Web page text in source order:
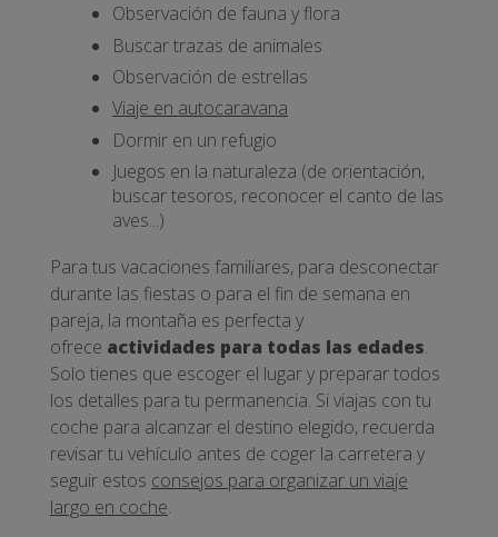
Observación de fauna y flora
Buscar trazas de animales
Observación de estrellas
Viaje en autocaravana
Dormir en un refugio
Juegos en la naturaleza (de orientación,
buscar tesoros, reconocer el canto de las
aves...)
Para tus vacaciones familiares, para desconectar
durante las fiestas o para el fin de semana en
pareja, la montaña es perfecta y
ofrece actividades para todas las edades.
Solo tienes que escoger el lugar y preparar todos
los detalles para tu permanencia. Si viajas con tu
coche para alcanzar el destino elegido, recuerda
revisar tu vehículo antes de coger la carretera y
seguir estos consejos para organizar un viaje
largo en coche.